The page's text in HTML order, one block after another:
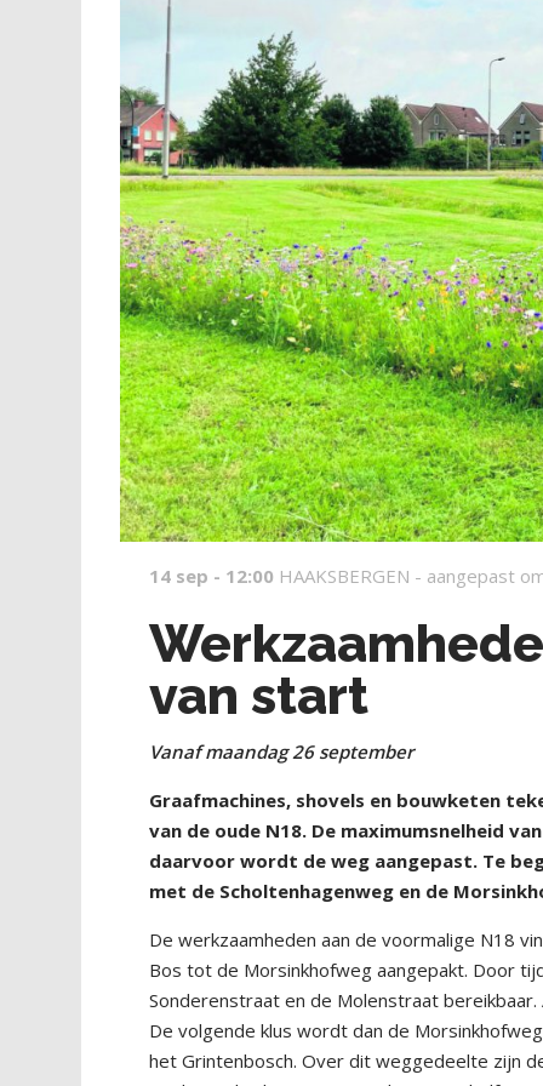
14 sep - 12:00 HAAKSBERGEN - aangepast
van start
Vanaf maandag 26 september
Graafmachines, shovels en bouwketen
van de oude N18. De maximumsnelheid
daarvoor wordt de weg aangepast. Te
met de Scholtenhagenweg en de
De werkzaamheden aan de voormalige N18
Bos tot de Morsinkhofweg aangepakt. Door
Sonderenstraat en de Molenstraat
De volgende klus wordt dan de
het Grintenbosch. Over dit weggedeelte zijn